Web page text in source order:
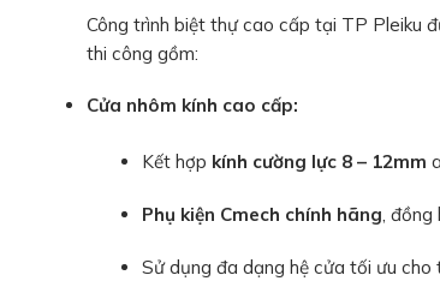
Công trình biệt thự cao cấp tại TP Pleiku
thi công gồm:
Cửa nhôm kính cao cấp:
Kết hợp kính cường lực 8 – 12mm
Phụ kiện Cmech chính hãng, đồng
Sử dụng đa dạng hệ cửa tối ưu cho